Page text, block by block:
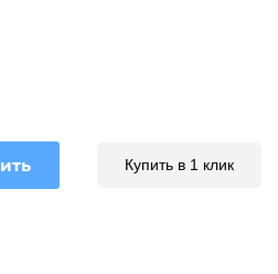
Купить в 1 клик